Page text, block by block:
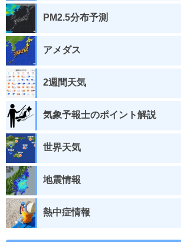
PM2.5分布予測
アメダス
2週間天気
気象予報士のポイント解説
世界天気
地震情報
熱中症情報